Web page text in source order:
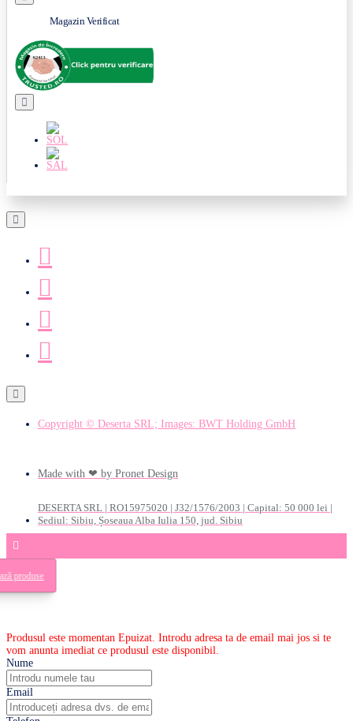
Magazin Verificat
Copyright © Deserta SRL; Images: BWT Holding GmbH
Made with ❤ by Pronet Design
DESERTA SRL | RO15975020 | J32/1576/2003 | Capital: 50 000 lei |
Sediul: Sibiu, Șoseaua Alba Iulia 150, jud. Sibiu
produse
Produsul este momentan Epuizat. Introdu adresa ta de email mai jos si te
vom anunta imediat ce produsul este disponibil.
Nume
Email